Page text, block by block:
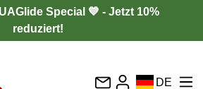
Special 💙 - Jetzt 10%
reduziert!
DE